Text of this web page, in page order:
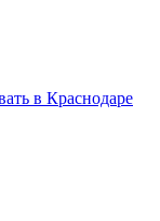
в Краснодаре